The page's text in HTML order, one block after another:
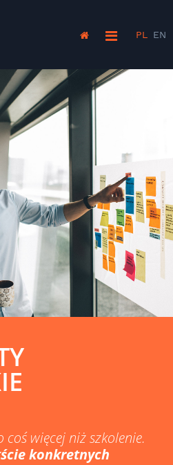
PL EN
coś więcej niż szkolenie.
konkretnych